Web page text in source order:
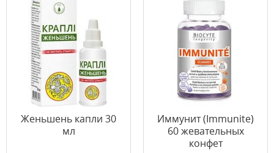
Женьшень капли 30
мл
Иммунит (Immunite)
60 жевательных
конфет